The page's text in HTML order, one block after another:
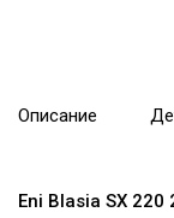
Описание
Eni Blasia SX